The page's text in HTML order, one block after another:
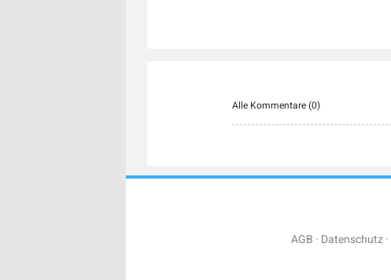
Alle Kommentare (0)
AGB Datenschutz